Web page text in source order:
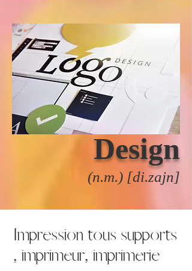
Design
(n.m.) [di.zajn]
Impression tous supports
, imprimeur, imprimerie